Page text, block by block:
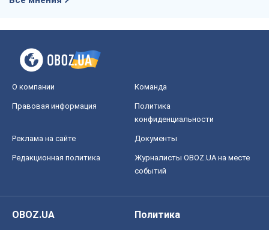
О компании Команда
Правовая информация
Политика
конфиденциальности
Реклама на сайте Документы
Редакционная политика
Журналисты OBOZ.UA на месте
событий
OBOZ.UA
Политика